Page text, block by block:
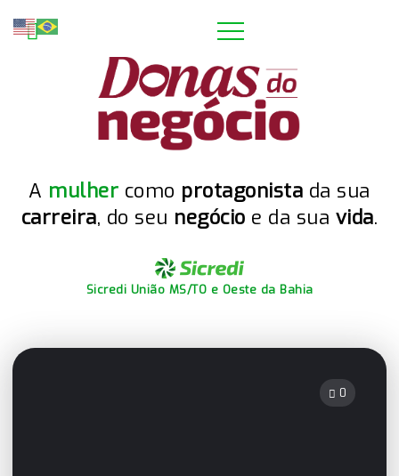
A mulher como protagonista da sua
carreira, do seu negócio e da sua vida.
Sicredi União MS/TO e Oeste da Bahia
0